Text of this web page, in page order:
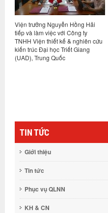
Hải
cứu
Viện trưởng Nguyễn
tiếp và làm việc với Công
Design Kabaya, Nhật Bản
TIN TỨC
Giới thiệu
Tin tức
Phục vụ QLNN
KH & CN